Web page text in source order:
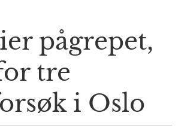
a
i
a
t
i
pågrepet,
tre
i Oslo